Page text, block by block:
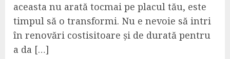
aceasta nu arată tocmai pe placul tău, este
timpul să o transformi. Nu e nevoie să intri
în renovări costisitoare și de durată pentru
a da […]